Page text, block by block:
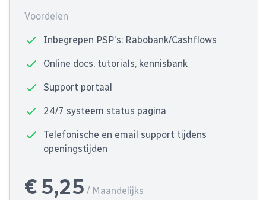
Voordelen
Inbegrepen PSP's: Rabobank/Cashflows
Online docs, tutorials, kennisbank
Support portaal
24/7 systeem status pagina
Telefonische en email support tijdens
openingstijden
€ 5,25 / Maandelijks